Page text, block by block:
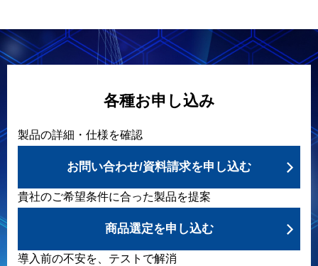
各種お申し込み
製品の詳細・仕様を確認
お問い合わせ/資料請求を申し込む
貴社のご希望条件に合った製品を提案
商品選定を申し込む
導入前の不安を、テストで解消